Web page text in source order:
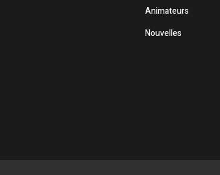
Animateurs
Nouvelles